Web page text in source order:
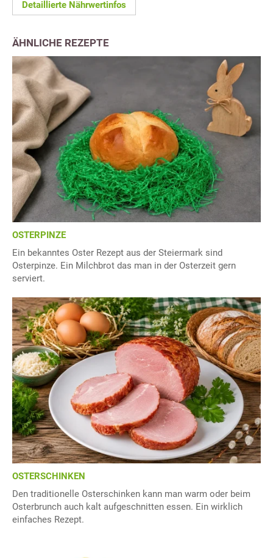
Detaillierte Nährwertinfos
ÄHNLICHE REZEPTE
OSTERPINZE
Ein bekanntes Oster Rezept aus der Steiermark sind
Osterpinze. Ein Milchbrot das man in der Osterzeit gern
serviert.
OSTERSCHINKEN
Den traditionelle Osterschinken kann man warm oder beim
Osterbrunch auch kalt aufgeschnitten essen. Ein wirklich
einfaches Rezept.